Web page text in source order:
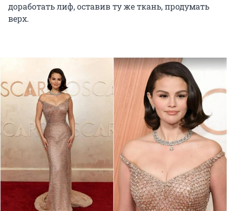
доработать лиф, оставив ту же ткань, продумать
верх.